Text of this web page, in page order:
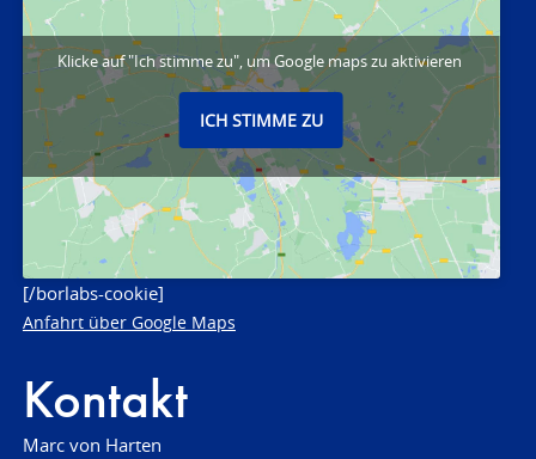
Klicke auf "Ich stimme zu", um Google maps zu aktivieren
ICH STIMME ZU
[/borlabs-cookie]
Anfahrt über Google Maps
Kontakt
Marc von Harten